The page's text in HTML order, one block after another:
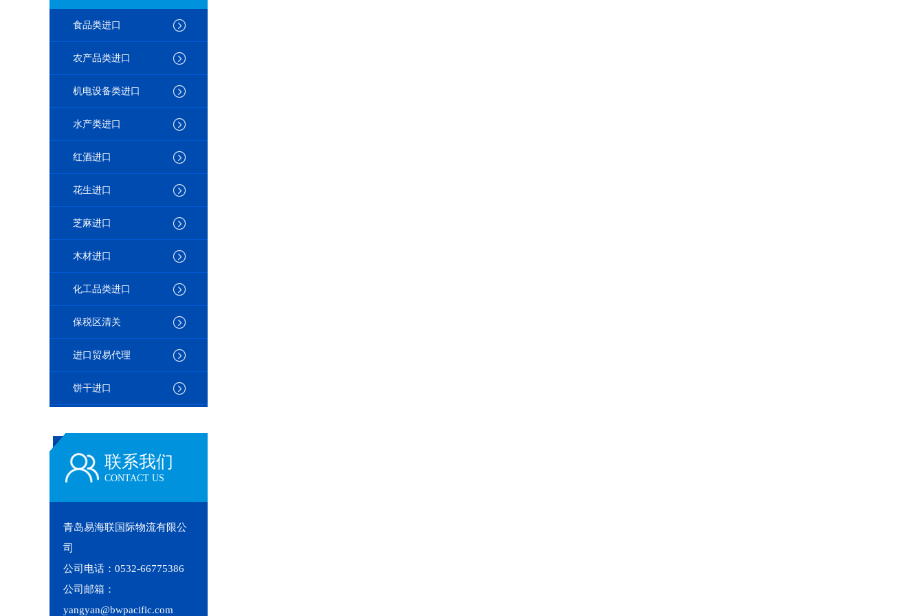
食品类进口
农产品类进口
机电设备类进口
水产类进口
红酒进口
花生进口
芝麻进口
木材进口
化工品类进口
保税区清关
进口贸易代理
饼干进口
联系我们
CONTACT US
青岛易海联国际物流有限公
司
公司电话：0532-66775386
公司邮箱：
yangyan@bwpacific.com